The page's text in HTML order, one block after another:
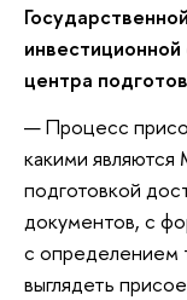
центра
— Процесс
какими
подготовкой
документов, с
с определением
выглядеть